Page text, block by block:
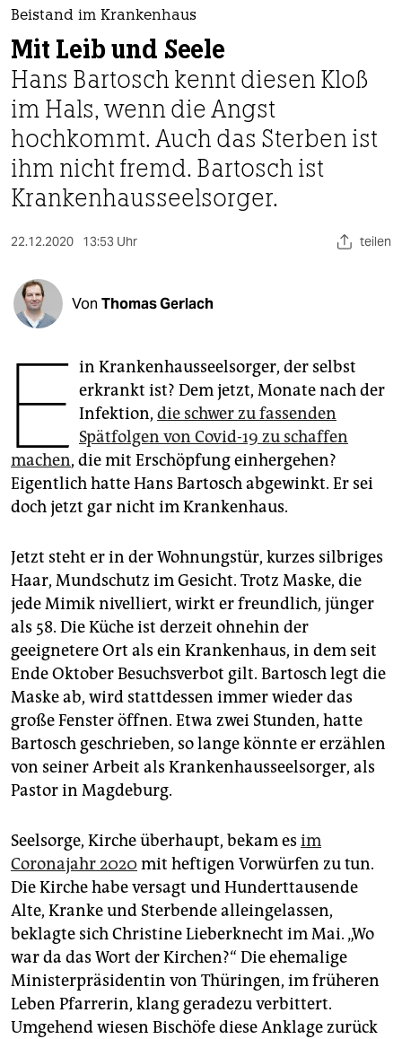
nord
wahrheit
verlag
verlag
veranstaltungen
unterstützen
genossenschaft
epaper login
Beistand im Krankenhaus
Mit Leib und Seele
Hans Bartosch kennt diesen Kloß
im Hals, wenn die Angst
hochkommt. Auch das Sterben ist
ihm nicht fremd. Bartosch ist
Krankenhausseelsorger.
22.12.2020 13:53 Uhr teilen
Von Thomas Gerlach
E in Krankenhausseelsorger, der selbst
erkrankt ist? Dem jetzt, Monate nach der
Infektion, die schwer zu fassenden
Spätfolgen von Covid-19 zu schaffen
machen, die mit Erschöpfung einhergehen?
Eigentlich hatte Hans Bartosch abgewinkt. Er sei
doch jetzt gar nicht im Krankenhaus.
Jetzt steht er in der Wohnungstür, kurzes silbriges
Haar, Mundschutz im Gesicht. Trotz Maske, die
jede Mimik nivelliert, wirkt er freundlich, jünger
als 58. Die Küche ist derzeit ohnehin der
geeignetere Ort als ein Krankenhaus, in dem seit
Ende Oktober Besuchsverbot gilt. Bartosch legt die
Maske ab, wird stattdessen immer wieder das
große Fenster öffnen. Etwa zwei Stunden, hatte
Bartosch geschrieben, so lange könnte er erzählen
von seiner Arbeit als Krankenhausseelsorger, als
Pastor in Magdeburg.
Seelsorge, Kirche überhaupt, bekam es im
Coronajahr 2020 mit heftigen Vorwürfen zu tun.
Die Kirche habe versagt und Hunderttausende
Alte, Kranke und Sterbende alleingelassen,
beklagte sich Christine Lieberknecht im Mai. „Wo
war da das Wort der Kirchen?“ Die ehemalige
Ministerpräsidentin von Thüringen, im früheren
Leben Pfarrerin, klang geradezu verbittert.
Umgehend wiesen Bischöfe diese Anklage zurück